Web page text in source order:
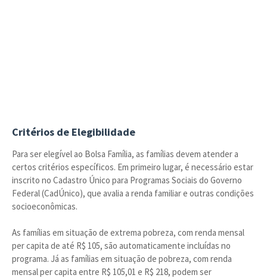
Critérios de Elegibilidade
Para ser elegível ao Bolsa Família, as famílias devem atender a
certos critérios específicos. Em primeiro lugar, é necessário estar
inscrito no Cadastro Único para Programas Sociais do Governo
Federal (CadÚnico), que avalia a renda familiar e outras condições
socioeconômicas.
As famílias em situação de extrema pobreza, com renda mensal
per capita de até R$ 105, são automaticamente incluídas no
programa. Já as famílias em situação de pobreza, com renda
mensal per capita entre R$ 105,01 e R$ 218, podem ser